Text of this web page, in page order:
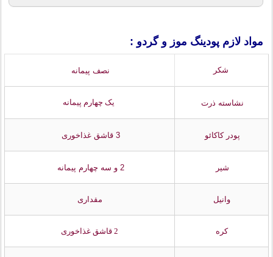
مواد لازم پودینگ موز و گردو :
شکر نصف پیمانه
نشاسته ذرت یک چهارم پیمانه
پودر کاکائو 3 قاشق غذاخوری
شیر 2 و سه چهارم پیمانه
وانیل مقداری
کره 2 قاشق غذاخوری